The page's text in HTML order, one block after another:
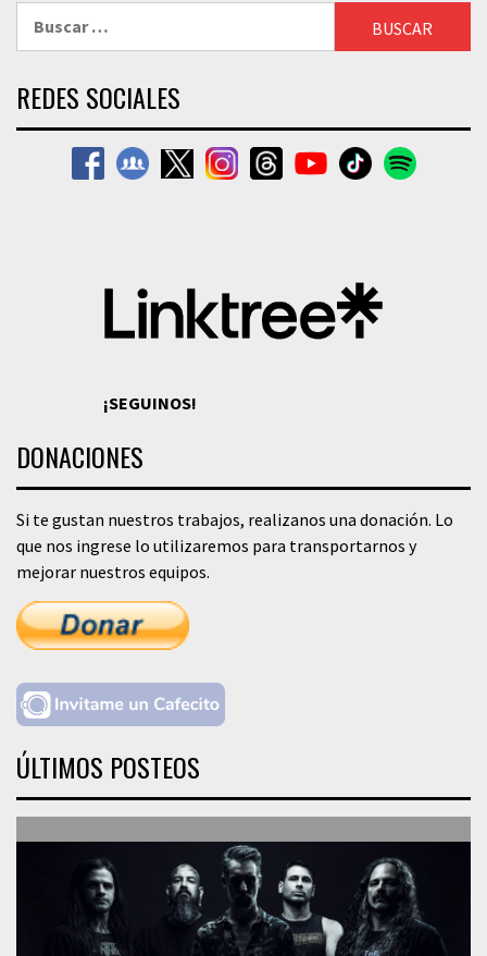
REDES SOCIALES
¡SEGUINOS!
DONACIONES
Si te gustan nuestros trabajos, realizanos una donación. Lo
que nos ingrese lo utilizaremos para transportarnos y
mejorar nuestros equipos.
ÚLTIMOS POSTEOS